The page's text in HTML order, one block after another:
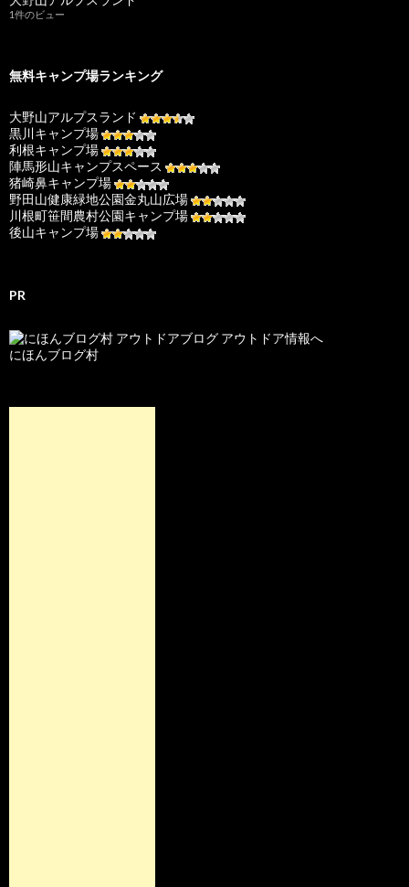
1件のビュー
無料キャンプ場ランキング
大野山アルプスランド
黒川キャンプ場
利根キャンプ場
陣馬形山キャンプスペース
猪崎鼻キャンプ場
野田山健康緑地公園金丸山広場
川根町笹間農村公園キャンプ場
後山キャンプ場
PR
にほんブログ村